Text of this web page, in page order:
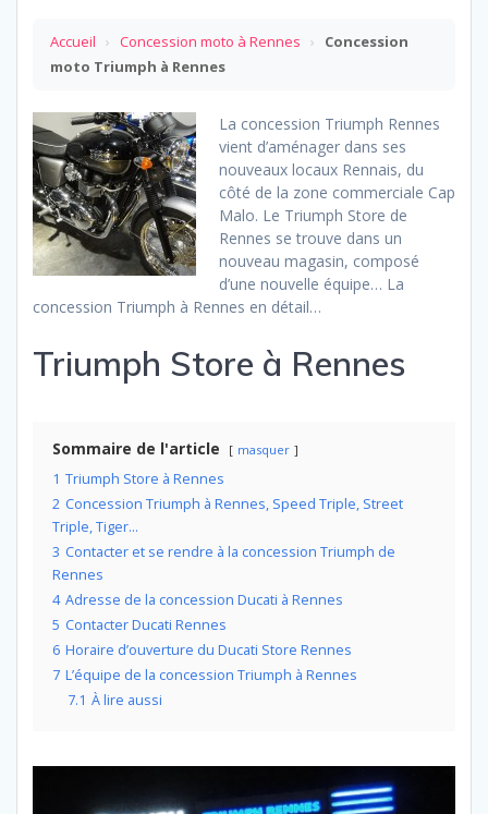
Accueil › Concession moto à Rennes ›
Concession
moto Triumph à Rennes
La concession Triumph Rennes
vient d’aménager dans ses
nouveaux locaux Rennais, du
côté de la zone commerciale Cap
Malo. Le Triumph Store de
Rennes se trouve dans un
nouveau magasin, composé
d’une nouvelle équipe… La
concession Triumph à Rennes en détail…
Triumph Store à Rennes
Sommaire de l'article masquer
1 Triumph Store à Rennes
2 Concession Triumph à Rennes, Speed Triple, Street
Triple, Tiger…
3 Contacter et se rendre à la concession Triumph de
Rennes
4 Adresse de la concession Ducati à Rennes
5 Contacter Ducati Rennes
6 Horaire d’ouverture du Ducati Store Rennes
7 L’équipe de la concession Triumph à Rennes
7.1 À lire aussi